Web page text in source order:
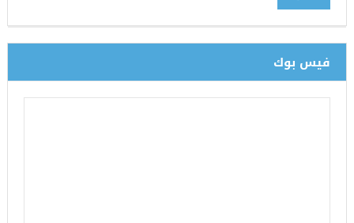
فيس بوك